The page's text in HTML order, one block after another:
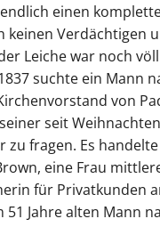
einen
keinen Verdächtigen
Leiche war noch
suchte ein Mann
von
seit
zu fragen. Es
eine Frau
für Privatkunden
51 Jahre alten Mann